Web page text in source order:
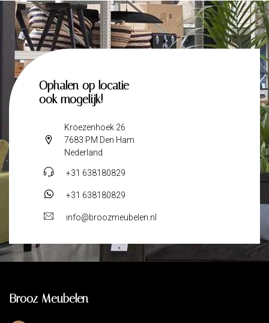
Ophalen op locatie
ook mogelijk!
Kroezenhoek 26
7683 PM Den Ham
Nederland
+31 638180829
+31 638180829
info@broozmeubelen.nl
Brooz Meubelen